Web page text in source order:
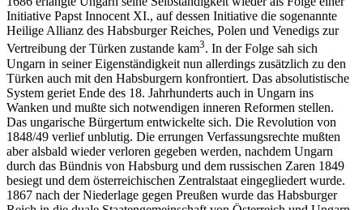
Initiative Papst Innocent XI., auf dessen Initiative die sogenannte
Heilige Allianz des Habsburger Reiches, Polen und Venedigs zur
Vertreibung der Türken zustande kam3. In der Folge sah sich
Ungarn in seiner Eigenständigkeit nun allerdings zusätzlich zu den
Türken auch mit den Habsburgern konfrontiert. Das absolutistische
System geriet Ende des 18. Jahrhunderts auch in Ungarn ins
Wanken und mußte sich notwendigen inneren Reformen stellen.
Das ungarische Bürgertum entwickelte sich. Die Revolution von
1848/49 verlief unblutig. Die errungen Verfassungsrechte mußten
aber alsbald wieder verloren gegeben werden, nachdem Ungarn
durch das Bündnis von Habsburg und dem russischen Zaren 1849
besiegt und dem österreichischen Zentralstaat eingegliedert wurde.
1867 nach der Niederlage gegen Preußen wurde das Habsburger